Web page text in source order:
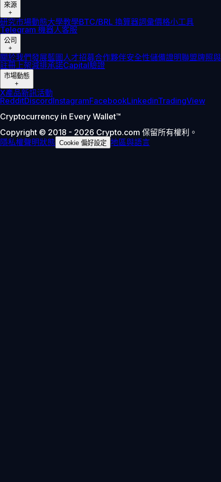
來源
+
研究市場動態大學教學BTC/BRL 換算器詞彙價格小工具
Telegram 機器人客服
公司
+
關於我們發展藍圖人才招募合作夥伴安全性儲備證明聯盟牌照與
註冊 上架減排承諾Capital驗證
市場動態
+
X產品新訊活動
RedditDiscordInstagramFacebookLinkedinTradingView
Cryptocurrency in Every Wallet™
Copyright © 2018 - 2026 Crypto.com 保留所有權利。
隱私權聲明狀態 Cookie 偏好設定 地區與語言